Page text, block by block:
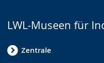
LWL-Museen für
Zentrale